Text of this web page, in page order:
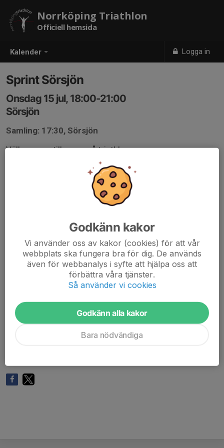
Kalender Logga in
Norrköping Triathlon
Officiell hemsida
Sprint Sörsjön
Onsdag 15 jul, 18:00-21:00
Sörsjön
Samling: 17:30, Sörsjön
Välkommen till prova på triathlon
Passa på att testa utrustningen och formen, ta med
vänner, kollegor och bekanta
Inget annat krav än cykelhjälm under cyklingen
Passar alla och ALLA ÄR VÄLKOMNA!!!
Om det är färre än 5 deltagare eller vid skitväder i form
av ösregn, storm eller snö ställer vi in.
Anmälda deltagare kommer då att kontaktas
Godkänn kakor
Vi använder oss av kakor (cookies) för att vår
webbplats ska fungera bra för dig. De används
även för webbanalys i syfte att hjälpa oss att
förbättra våra tjänster.
Så använder vi cookies
Godkänn alla kakor
Bara nödvändiga